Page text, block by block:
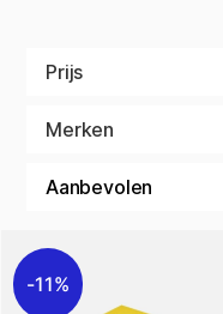
Prijs
Merken
11%